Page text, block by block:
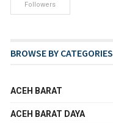
Followers
BROWSE BY CATEGORIES
ACEH BARAT
ACEH BARAT DAYA